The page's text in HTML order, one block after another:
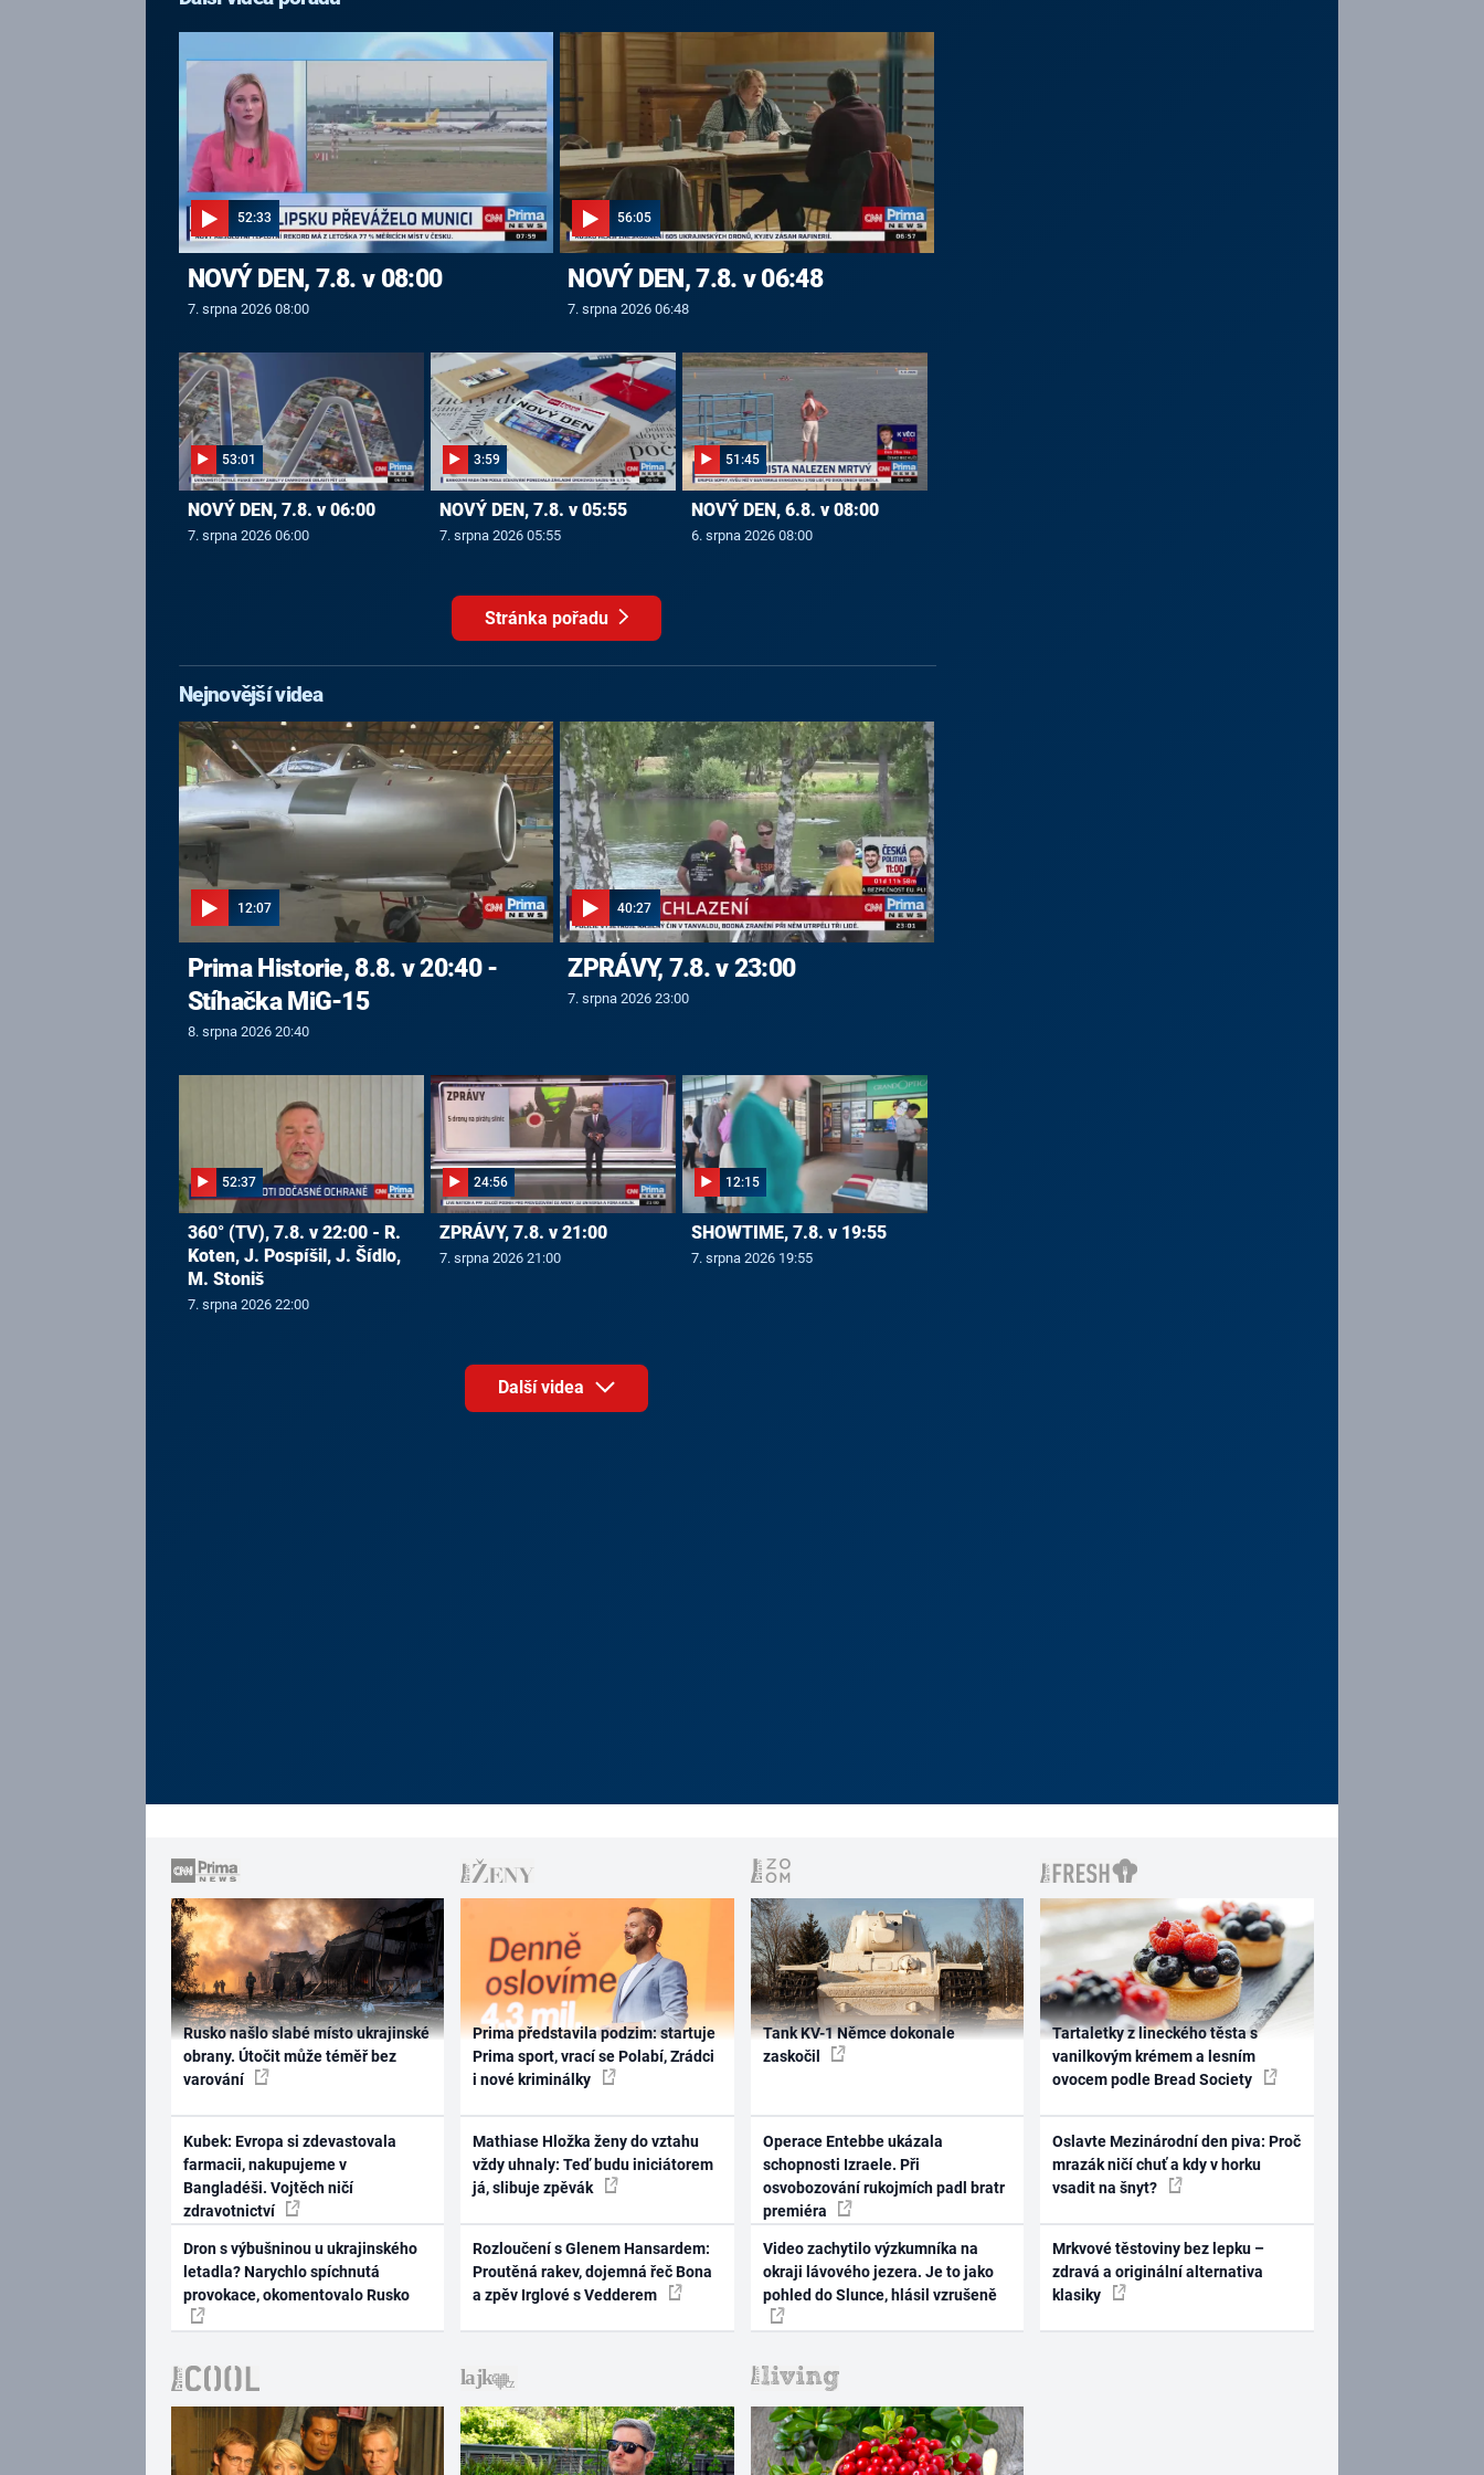
52:33
NOVÝ DEN, 7.8. v 08:00
7. srpna 2026 08:00
56:05
NOVÝ DEN, 7.8. v 06:48
7. srpna 2026 06:48
53:01
NOVÝ DEN, 7.8. v 06:00
7. srpna 2026 06:00
3:59
NOVÝ DEN, 7.8. v 05:55
7. srpna 2026 05:55
51:45
NOVÝ DEN, 6.8. v 08:00
6. srpna 2026 08:00
Stránka pořadu
Nejnovější videa
12:07
Prima Historie, 8.8. v 20:40 -
Stíhačka MiG-15
8. srpna 2026 20:40
40:27
ZPRÁVY, 7.8. v 23:00
7. srpna 2026 23:00
52:37
360° (TV), 7.8. v 22:00 - R.
Koten, J. Pospíšil, J. Šídlo,
M. Stoniš
7. srpna 2026 22:00
24:56
ZPRÁVY, 7.8. v 21:00
7. srpna 2026 21:00
12:15
SHOWTIME, 7.8. v 19:55
7. srpna 2026 19:55
Další videa
Rusko našlo slabé místo ukrajinské
obrany. Útočit může téměř bez
varování
Kubek: Evropa si zdevastovala
farmacii, nakupujeme v
Bangladéši. Vojtěch ničí
zdravotnictví
Dron s výbušninou u ukrajinského
letadla? Narychlo spíchnutá
provokace, okomentovalo Rusko
Prima představila podzim: startuje
Prima sport, vrací se Polabí, Zrádci
i nové kriminálky
Mathiase Hložka ženy do vztahu
vždy uhnaly: Teď budu iniciátorem
já, slibuje zpěvák
Rozloučení s Glenem Hansardem:
Proutěná rakev, dojemná řeč Bona
a zpěv Irglové s Vedderem
Tank KV-1 Němce dokonale
zaskočil
Operace Entebbe ukázala
schopnosti Izraele. Při
osvobozování rukojmích padl bratr
premiéra
Video zachytilo výzkumníka na
okraji lávového jezera. Je to jako
pohled do Slunce, hlásil vzrušeně
Tartaletky z lineckého těsta s
vanilkovým krémem a lesním
ovocem podle Bread Society
Oslavte Mezinárodní den piva: Proč
mrazák ničí chuť a kdy v horku
vsadit na šnyt?
Mrkvové těstoviny bez lepku –
zdravá a originální alternativa
klasiky